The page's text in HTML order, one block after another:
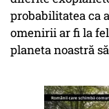
probabilitatea ca
omenirii ar fi la
planeta noastră